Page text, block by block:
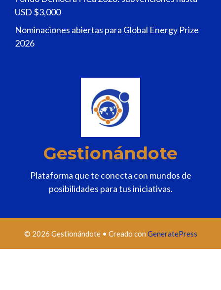
USD $3,000
Nominaciones abiertas para Global Energy Prize
2026
Gestionándote
Plataforma que te conecta con mundos de
posibilidades para tus iniciativas.
© 2026 Gestionándote• Creado con GeneratePress